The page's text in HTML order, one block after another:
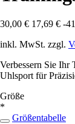
30,00 € 17,69 € -
inkl. MwSt. zzgl.
Verbessern Sie Ihr
Uhlsport für
Größe
*
Größentabelle